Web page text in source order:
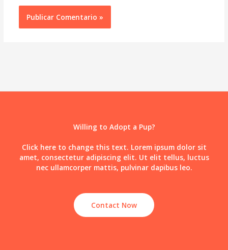
Willing to Adopt a Pup?
Click here to change this text. Lorem ipsum dolor sit
amet, consectetur adipiscing elit. Ut elit tellus, luctus
nec ullamcorper mattis, pulvinar dapibus leo.
Contact Now